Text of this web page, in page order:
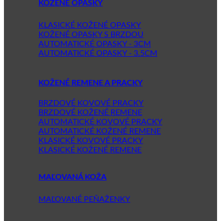
KOŽENÉ OPASKY
KLASICKÉ KOŽENÉ OPASKY
KOŽENÉ OPASKY S BRZDOU
AUTOMATICKÉ OPASKY - 3CM
AUTOMATICKÉ OPASKY - 3.5CM
KOŽENÉ REMENE A PRACKY
BRZDOVÉ KOVOVÉ PRACKY
BRZDOVÉ KOŽENÉ REMENE
AUTOMATICKÉ KOVOVÉ PRACKY
AUTOMATICKÉ KOŽENÉ REMENE
KLASICKÉ KOVOVÉ PRACKY
KLASICKÉ KOŽENÉ REMENE
MAĽOVANÁ KOŽA
MAĽOVANÉ PEŇAŽENKY